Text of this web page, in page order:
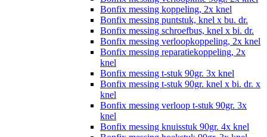
Bonfix messing koppeling, 2x knel
Bonfix messing puntstuk, knel x bu. dr.
Bonfix messing schroefbus, knel x bi. dr.
Bonfix messing verloopkoppeling, 2x knel
Bonfix messing reparatiekoppeling, 2x
knel
Bonfix messing t-stuk 90gr. 3x knel
Bonfix messing t-stuk 90gr. knel x bi. dr. x
knel
Bonfix messing verloop t-stuk 90gr. 3x
knel
Bonfix messing knuisstuk 90gr. 4x knel